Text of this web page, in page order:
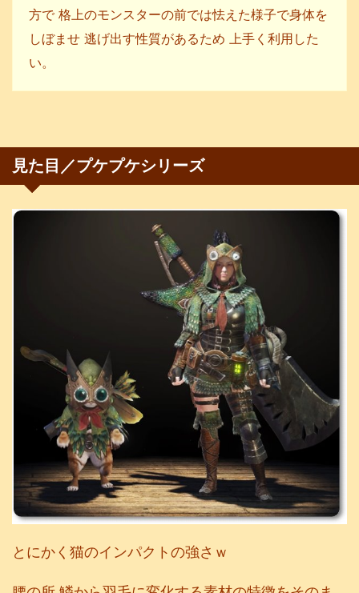
方で 格上のモンスターの前では怯えた様子で身体を
しぼませ 逃げ出す性質があるため 上手く利用した
い。
見た目／プケプケシリーズ
とにかく猫のインパクトの強さｗ